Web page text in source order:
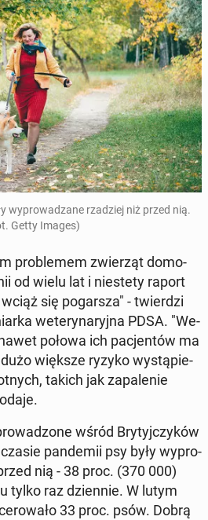
wy­pro­wa­dza­ne rza­dziej niż przed nią.
Getty Images)
pro­ble­mem zwie­rząt do­mo­
od wielu lat i nie­ste­ty raport
się po­gar­sza" - twier­dzi
we­te­ry­na­ryj­na PDSA. "We­
połowa ich pa­cjen­tów ma
większe ryzyko wy­stą­pie­
takich jak za­pa­le­nie
wśród Bry­tyj­czy­ków
pan­de­mii psy były wy­pro­
nią - 38 proc. (370 000)
tylko raz dzien­nie. W lutym
33 proc. psów. Dobrą